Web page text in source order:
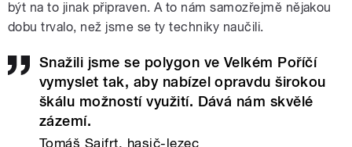
být na to jinak připraven. A to nám samozřejmě nějakou
dobu trvalo, než jsme se ty techniky naučili.
Snažili jsme se polygon ve Velkém Poříčí
vymyslet tak, aby nabízel opravdu širokou
škálu možností využití. Dává nám skvělé
zázemí.
Tomáš Saifrt, hasič-lezec